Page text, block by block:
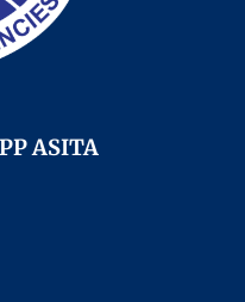
ASITA